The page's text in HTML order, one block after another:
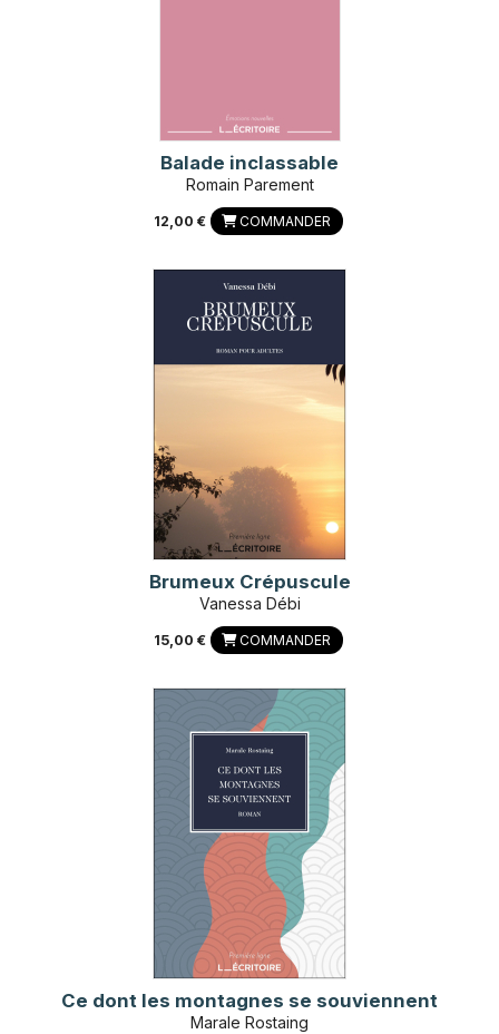
Balade inclassable
Romain Parement
12,00 € COMMANDER
Brumeux Crépuscule
Vanessa Débi
15,00 € COMMANDER
Ce dont les montagnes se souviennent
Marale Rostaing